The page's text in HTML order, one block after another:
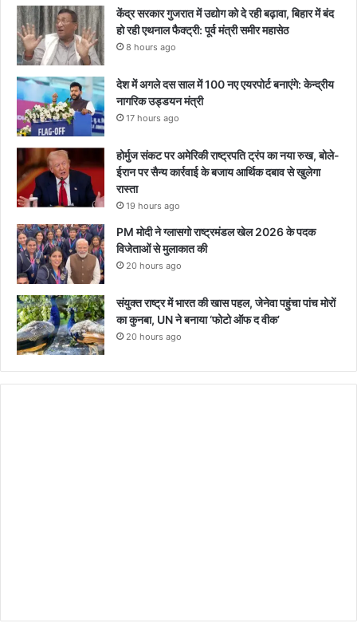
केंद्र सरकार गुजरात में उद्योग को दे रही बढ़ावा, बिहार में बंद
हो रही एथनाल फैक्ट्री: पूर्व मंत्री समीर महासेठ
8 hours ago
देश में अगले दस साल में 100 नए एयरपोर्ट बनाएंगे: केन्द्रीय
नागरिक उड्डयन मंत्री
17 hours ago
होर्मुज संकट पर अमेरिकी राष्ट्रपति ट्रंप का नया रुख, बोले-
ईरान पर सैन्य कार्रवाई के बजाय आर्थिक दबाव से खुलेगा
रास्ता
19 hours ago
PM मोदी ने ग्लासगो राष्ट्रमंडल खेल 2026 के पदक
विजेताओं से मुलाकात की
20 hours ago
संयुक्त राष्ट्र में भारत की खास पहल, जेनेवा पहुंचा पांच मोरों
का कुनबा, UN ने बनाया ‘फोटो ऑफ द वीक’
20 hours ago